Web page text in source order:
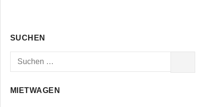
SUCHEN
Suchen
MIETWAGEN